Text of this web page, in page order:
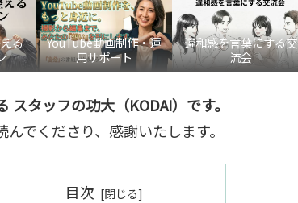
る
YouTube動画制作・運
用サポート
違和感を言葉にする交
流会
スタッフの功大（KODAI）です。
でくださり、感謝いたします。
目次